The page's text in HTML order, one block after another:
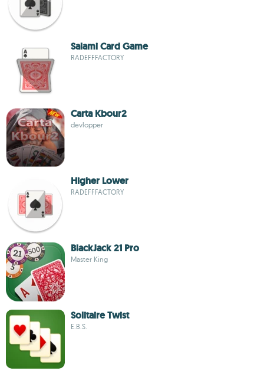
Salami Card Game
RADEFFFACTORY
Carta Kbour2
devlopper
Higher Lower
RADEFFFACTORY
BlackJack 21 Pro
Master King
Solitaire Twist
E.B.S.